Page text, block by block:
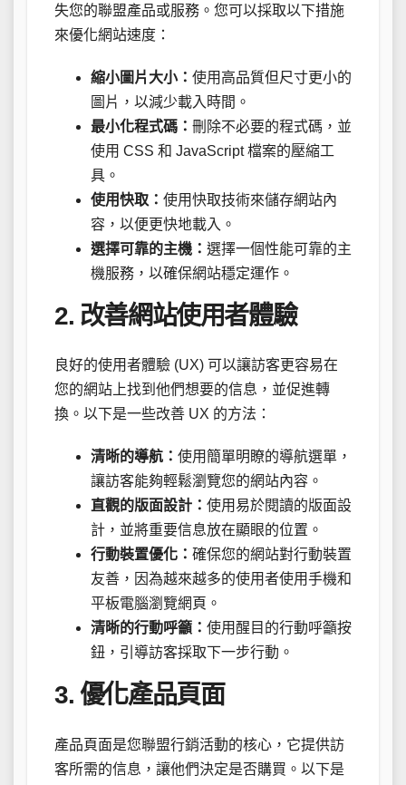
失您的聯盟產品或服務。您可以採取以下措施
來優化網站速度：
縮小圖片大小： 使用高品質但尺寸更小的
圖片，以減少載入時間。
最小化程式碼： 刪除不必要的程式碼，並
使用 CSS 和 JavaScript 檔案的壓縮工
具。
使用快取： 使用快取技術來儲存網站內
容，以便更快地載入。
選擇可靠的主機： 選擇一個性能可靠的主
機服務，以確保網站穩定運作。
2. 改善網站使用者體驗
良好的使用者體驗 (UX) 可以讓訪客更容易在
您的網站上找到他們想要的信息，並促進轉
換。以下是一些改善 UX 的方法：
清晰的導航： 使用簡單明瞭的導航選單，
讓訪客能夠輕鬆瀏覽您的網站內容。
直觀的版面設計： 使用易於閱讀的版面設
計，並將重要信息放在顯眼的位置。
行動裝置優化： 確保您的網站對行動裝置
友善，因為越來越多的使用者使用手機和
平板電腦瀏覽網頁。
清晰的行動呼籲： 使用醒目的行動呼籲按
鈕，引導訪客採取下一步行動。
3. 優化產品頁面
產品頁面是您聯盟行銷活動的核心，它提供訪
客所需的信息，讓他們決定是否購買。以下是